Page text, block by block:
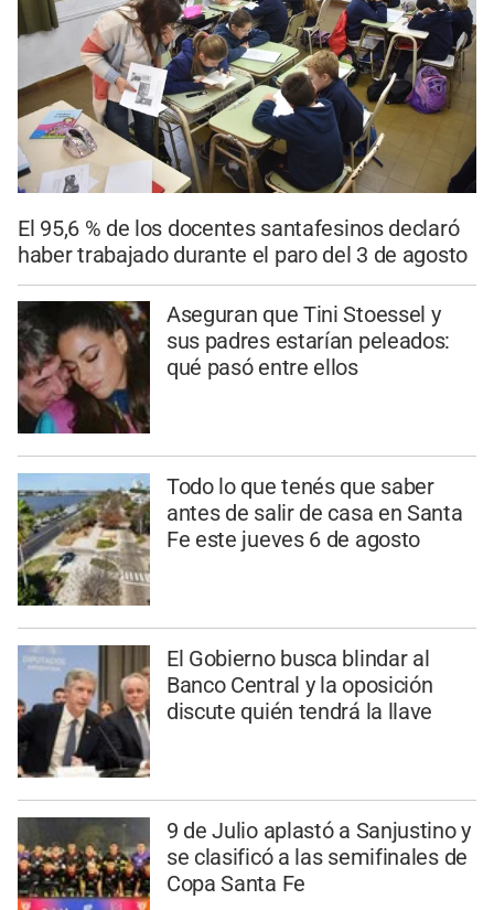
El 95,6 % de los docentes santafesinos declaró
haber trabajado durante el paro del 3 de agosto
Aseguran que Tini Stoessel y
sus padres estarían peleados:
qué pasó entre ellos
Todo lo que tenés que saber
antes de salir de casa en Santa
Fe este jueves 6 de agosto
El Gobierno busca blindar al
Banco Central y la oposición
discute quién tendrá la llave
9 de Julio aplastó a Sanjustino y
se clasificó a las semifinales de
Copa Santa Fe